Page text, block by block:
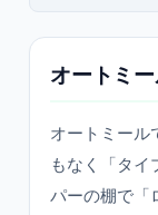
オートミ
オートミール
もなく「タイ
パーの棚で「